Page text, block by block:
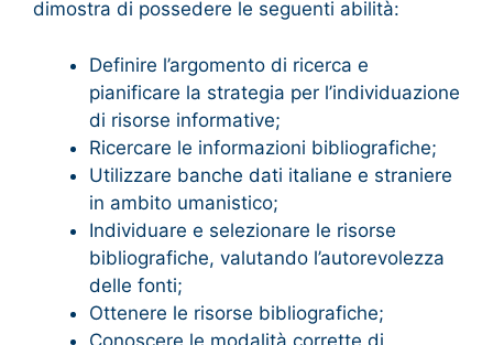
dimostra di possedere le seguenti abilità:
Definire l’argomento di ricerca e
pianificare la strategia per l’individuazione
di risorse informative;
Ricercare le informazioni bibliografiche;
Utilizzare banche dati italiane e straniere
in ambito umanistico;
Individuare e selezionare le risorse
bibliografiche, valutando l’autorevolezza
delle fonti;
Ottenere le risorse bibliografiche;
Conoscere le modalità corrette di